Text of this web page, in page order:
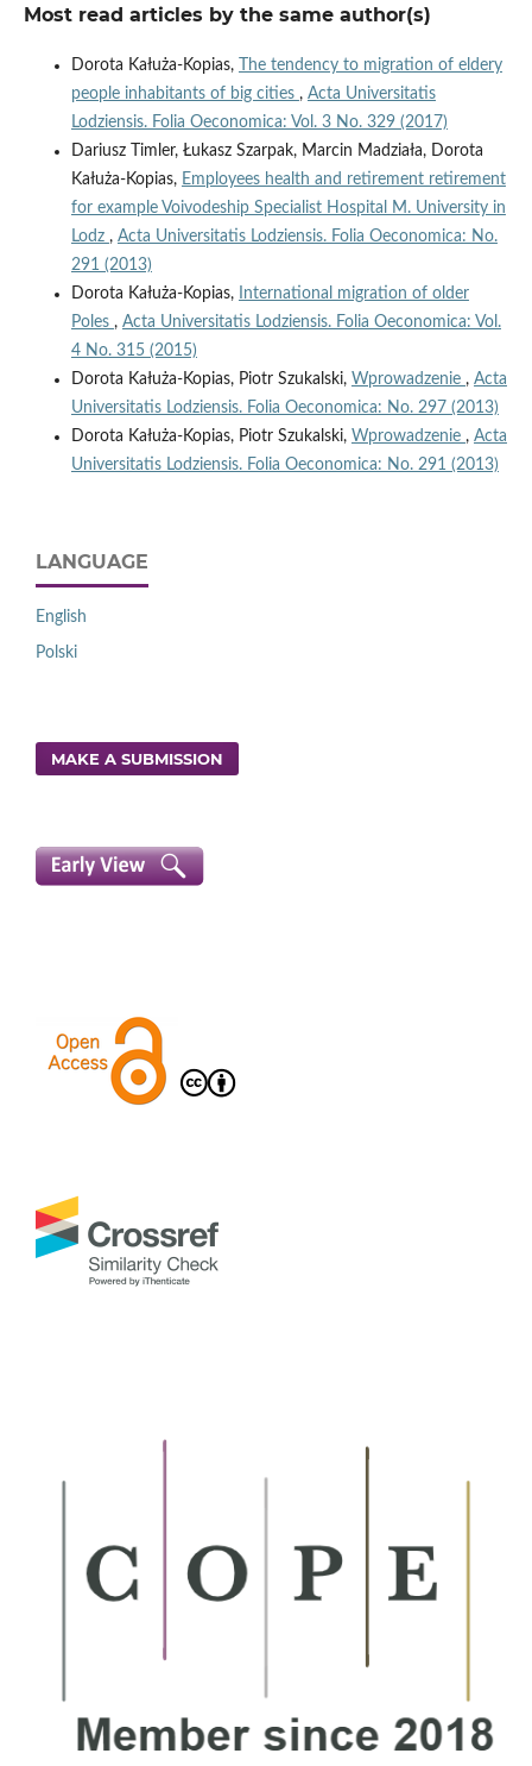
Most read articles by the same author(s)
Dorota Kałuża-Kopias,
The tendency to migration of eldery
people inhabitants of big cities , Acta Universitatis
Lodziensis. Folia Oeconomica: Vol. 3 No. 329 (2017)
Dariusz Timler, Łukasz Szarpak, Marcin Madziała, Dorota
Kałuża-Kopias, Employees health and retirement retirement
for example Voivodeship Specialist Hospital M. University in
Lodz , Acta Universitatis Lodziensis. Folia Oeconomica: No.
291 (2013)
Dorota Kałuża-Kopias,
International migration of older
Poles , Acta Universitatis Lodziensis. Folia Oeconomica: Vol.
4 No. 315 (2015)
Dorota Kałuża-Kopias, Piotr Szukalski, Wprowadzenie , Acta
Universitatis Lodziensis. Folia Oeconomica: No. 297 (2013)
Dorota Kałuża-Kopias, Piotr Szukalski, Wprowadzenie , Acta
Universitatis Lodziensis. Folia Oeconomica: No. 291 (2013)
LANGUAGE
English
Polski
MAKE A SUBMISSION